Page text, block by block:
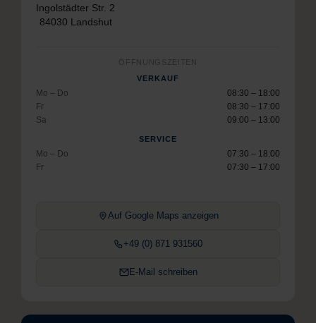
Ingolstädter Str. 2
84030 Landshut
ÖFFNUNGSZEITEN
VERKAUF
Mo – Do
08:30 – 18:00
Fr
08:30 – 17:00
Sa
09:00 – 13:00
SERVICE
Mo – Do
07:30 – 18:00
Fr
07:30 – 17:00
Auf Google Maps anzeigen
+49 (0) 871 931560
E-Mail schreiben